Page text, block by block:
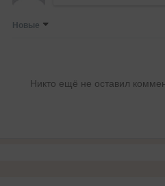
Новые
Никто ещё не оставил